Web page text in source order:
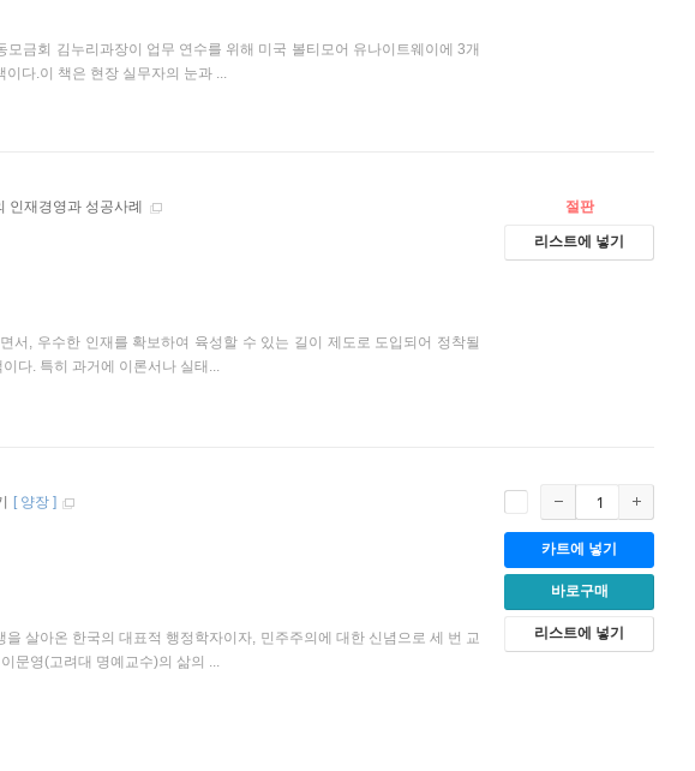
모금회 김누리과장이 업무 연수를 위해 미국 볼티모어 유나이트웨이에 3개
다.이 책은 현장 실무자의 눈과 ...
인재경영과 성공사례
서, 우수한 인재를 확보하여 육성할 수 있는 길이 제도로 도입되어 정착될
다. 특히 과거에 이론서나 실태...
절판
리스트에 넣기
[ 양장 ]
을 살아온 한국의 대표적 행정학자이자, 민주주의에 대한 신념으로 세 번 교
문영(고려대 명예교수)의 삶의 ...
카트에 넣기
바로구매
리스트에 넣기